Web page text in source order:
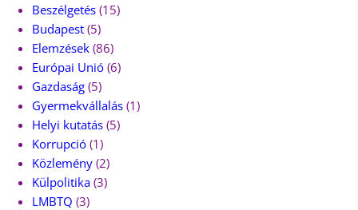
Beszélgetés (15)
Budapest (5)
Elemzések (86)
Európai Unió (6)
Gazdaság (5)
Gyermekvállalás (1)
Helyi kutatás (5)
Korrupció (1)
Közlemény (2)
Külpolitika (3)
LMBTQ (3)